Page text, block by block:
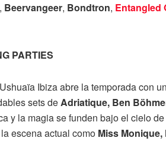
, Beervangeer, Bondtron, Entangled
PARTIES
Ibiza abre la temporada con
sets deAdriatique, Ben
y la magia se funden bajo el cielo
escena actual como Miss